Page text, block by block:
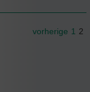
vorherige 1 2